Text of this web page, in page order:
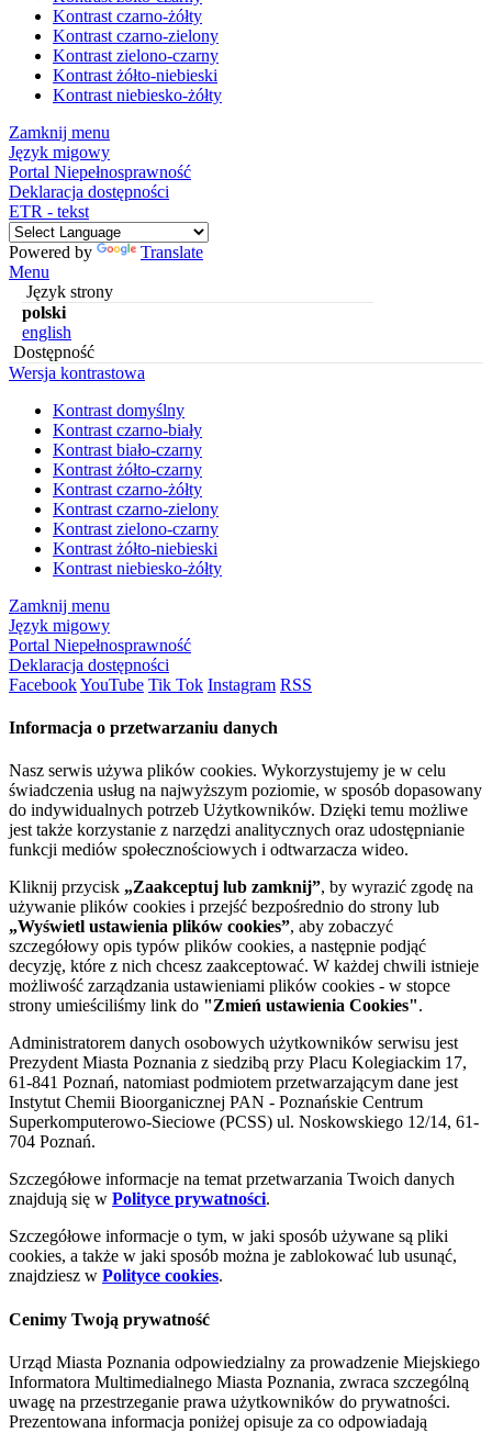
Kontrast czarno-żółty
Kontrast czarno-zielony
Kontrast zielono-czarny
Kontrast żółto-niebieski
Kontrast niebiesko-żółty
Zamknij menu
Język migowy
Portal Niepełnosprawność
Deklaracja dostępności
ETR - tekst
Powered by
Translate
Menu
Język strony
polski
english
Dostępność
Wersja kontrastowa
Kontrast domyślny
Kontrast czarno-biały
Kontrast biało-czarny
Kontrast żółto-czarny
Kontrast czarno-żółty
Kontrast czarno-zielony
Kontrast zielono-czarny
Kontrast żółto-niebieski
Kontrast niebiesko-żółty
Zamknij menu
Język migowy
Portal Niepełnosprawność
Deklaracja dostępności
FacebookYouTube Tik Tok Instagram RSS
Informacja o przetwarzaniu danych
Nasz serwis używa plików cookies. Wykorzystujemy je w celu
świadczenia usług na najwyższym poziomie, w sposób dopasowany
do indywidualnych potrzeb Użytkowników. Dzięki temu możliwe
jest także korzystanie z narzędzi analitycznych oraz udostępnianie
funkcji mediów społecznościowych i odtwarzacza wideo.
Kliknij przycisk „Zaakceptuj lub zamknij”, by wyrazić zgodę na
używanie plików cookies i przejść bezpośrednio do strony lub
„Wyświetl ustawienia plików cookies”, aby zobaczyć
szczegółowy opis typów plików cookies, a następnie podjąć
decyzję, które z nich chcesz zaakceptować. W każdej chwili istnieje
możliwość zarządzania ustawieniami plików cookies - w stopce
strony umieściliśmy link do "Zmień ustawienia Cookies".
Administratorem danych osobowych użytkowników serwisu jest
Prezydent Miasta Poznania z siedzibą przy Placu Kolegiackim 17,
61-841 Poznań, natomiast podmiotem przetwarzającym dane jest
Instytut Chemii Bioorganicznej PAN - Poznańskie Centrum
Superkomputerowo-Sieciowe (PCSS) ul. Noskowskiego 12/14, 61-
704 Poznań.
Szczegółowe informacje na temat przetwarzania Twoich danych
znajdują się w Polityce prywatności.
Szczegółowe informacje o tym, w jaki sposób używane są pliki
cookies, a także w jaki sposób można je zablokować lub usunąć,
znajdziesz w Polityce cookies.
Cenimy Twoją prywatność
Urząd Miasta Poznania odpowiedzialny za prowadzenie Miejskiego
Informatora Multimedialnego Miasta Poznania, zwraca szczególną
uwagę na przestrzeganie prawa użytkowników do prywatności.
Prezentowana informacja poniżej opisuje za co odpowiadają